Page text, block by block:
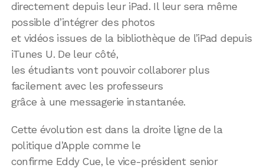
directement depuis leur iPad. Il leur sera même
possible d’intégrer des photos
et vidéos issues de la bibliothèque de l’iPad depuis
iTunes U. De leur côté,
les étudiants vont pouvoir collaborer plus
facilement avec les professeurs
grâce à une messagerie instantanée.
Cette évolution est dans la droite ligne de la
politique d’Apple comme le
confirme Eddy Cue, le vice-président senior